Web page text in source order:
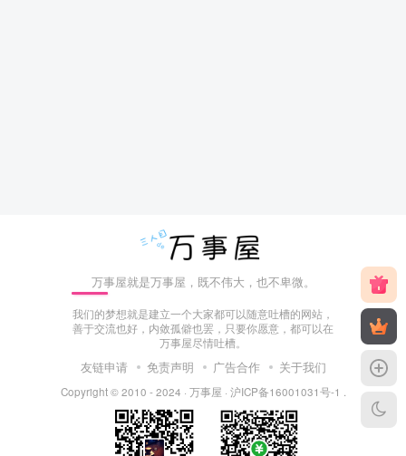
万事屋就是万事屋，既不伟大，也不卑微。
我们的梦想就是建立一个大家都可以随意吐槽的网站，
善于交流也好，内敛孤僻也罢，只要你愿意，都可以在
万事屋尽情吐槽。
友链申请 免责声明 广告合作 关于我们
Copyright © 2010 - 2024 · 万事屋 · 沪ICP备16001031号-1